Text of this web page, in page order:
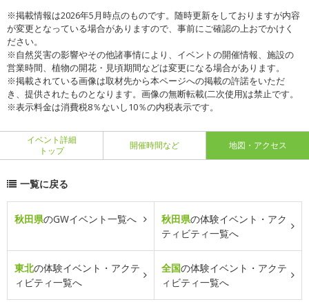
※掲載情報は2026年5月時点のものです。随時更新をしておりますが内容
が変更となっている場合がありますので、事前にご確認の上おでかけく
ださい。
※自然災害の影響やその他諸事情により、イベントの開催情報、施設の
営業時間、植物の開花・見頃期間などは変更になる場合があります。
※掲載されている画像は取材先から本ページへの掲載の許諾をいただ
き、提供されたものとなります。画像の無断転載(二次使用)は禁止です。
※表示料金は消費税8％ないし10％の内税表示です。
イベント詳細
トップ
開催時間など 地図・アクセス
一覧に戻る
秋田県のGWイベント一覧へ 秋田県の体験イベント・アク
ティビティ一覧へ
東北の体験イベント・アクテ
ィビティ一覧へ
全国の体験イベント・アクテ
ィビティ一覧へ